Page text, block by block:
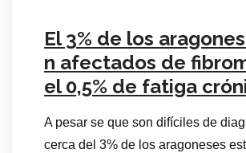
El 3% de los
n afectados de
el 0,5% de fatiga
A pesar se que son difíciles de
cerca del 3% de los aragoneses